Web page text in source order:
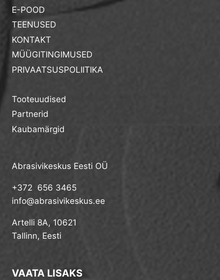
E-POOD
TEENUSED
KONTAKT
MÜÜGITINGIMUSED
PRIVAATSUSPOLIITIKA
Tooteuudised
Partnerid
Kaubamärgid
Abrasivikeskus Eesti OÜ
+372 656 3465
info@abrasivikeskus.ee
Artelli 8A, 10621
Tallinn, Eesti
VAATA LISAKS